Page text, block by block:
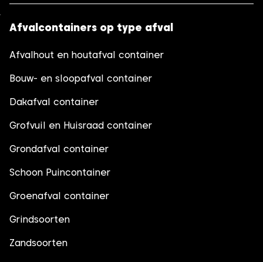
Afvalcontainers op type afval
Afvalhout en houtafval container
Bouw- en sloopafval container
Dakafval container
Grofvuil en Huisraad container
Grondafval container
Schoon Puincontainer
Groenafval container
Grindsoorten
Zandsoorten